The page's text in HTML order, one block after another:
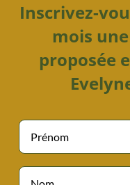
Inscrivez-
mois
proposée